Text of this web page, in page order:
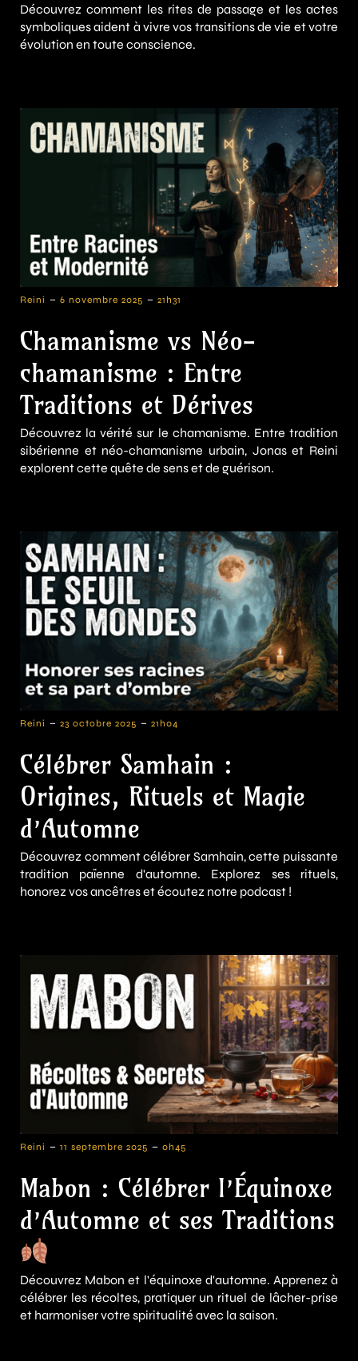
Découvrez comment les rites de passage et les actes
symboliques aident à vivre vos transitions de vie et votre
évolution en toute conscience.
Reini - 6 novembre 2025 - 21h31
Chamanisme vs Néo-
chamanisme : Entre
Traditions et Dérives
Découvrez la vérité sur le chamanisme. Entre tradition
sibérienne et néo-chamanisme urbain, Jonas et Reini
explorent cette quête de sens et de guérison.
Reini - 23 octobre 2025 - 21h04
Célébrer Samhain :
Origines, Rituels et Magie
d’Automne
Découvrez comment célébrer Samhain, cette puissante
tradition païenne d'automne. Explorez ses rituels,
honorez vos ancêtres et écoutez notre podcast !
Reini - 11 septembre 2025 - 0h45
Mabon : Célébrer l’Équinoxe
d’Automne et ses Traditions
Découvrez Mabon et l'équinoxe d'automne. Apprenez à
célébrer les récoltes, pratiquer un rituel de lâcher-prise
et harmoniser votre spiritualité avec la saison.